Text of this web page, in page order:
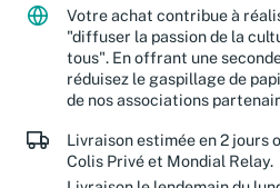
Votre achat contribue à
"diffuser la passion de la
tous". En offrant une
réduisez le gaspillage de
de nos associations
Livraison estimée en 2 jours
Colis Privé et Mondial Relay.